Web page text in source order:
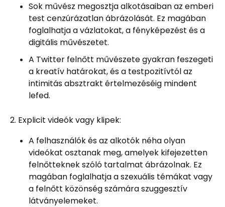
Sok művész megosztja alkotásaiban az emberi
test cenzúrázatlan ábrázolását. Ez magában
foglalhatja a vázlatokat, a fényképezést és a
digitális művészetet.
A Twitter felnőtt művészete gyakran feszegeti
a kreatív határokat, és a testpozitívtól az
intimitás absztrakt értelmezéséig mindent
lefed.
2. Explicit videók vagy klipek:
A felhasználók és az alkotók néha olyan
videókat osztanak meg, amelyek kifejezetten
felnőtteknek szóló tartalmat ábrázolnak. Ez
magában foglalhatja a szexuális témákat vagy
a felnőtt közönség számára szuggesztív
látványelemeket.